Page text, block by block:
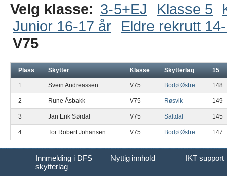
Velg klasse: 3-5+EJ Klasse 5
Junior 16-17 år
Eldre rekrutt
V75
Plass Skytter Klasse Skytterlag 15
1 Svein Andreassen V75 Bodø Østre 148
2 Rune Åsbakk V75 Røsvik 149
3 Jan Erik Sørdal V75 Saltdal 145
4 Tor Robert Johansen V75 Bodø Østre 147
Innmelding i DFS
skytterlag
Nyttig innhold IKT support